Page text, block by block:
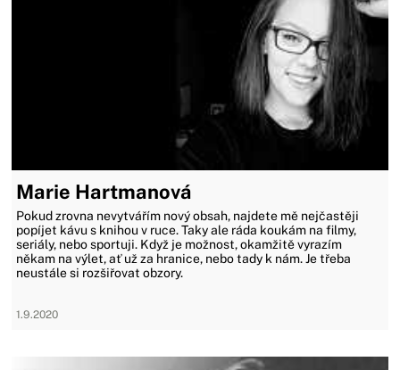
Marie Hartmanová
Pokud zrovna nevytvářím nový obsah, najdete mě nejčastěji
popíjet kávu s knihou v ruce. Taky ale ráda koukám na filmy,
seriály, nebo sportuji. Když je možnost, okamžitě vyrazím
někam na výlet, ať už za hranice, nebo tady k nám. Je třeba
neustále si rozšiřovat obzory.
1.9.2020